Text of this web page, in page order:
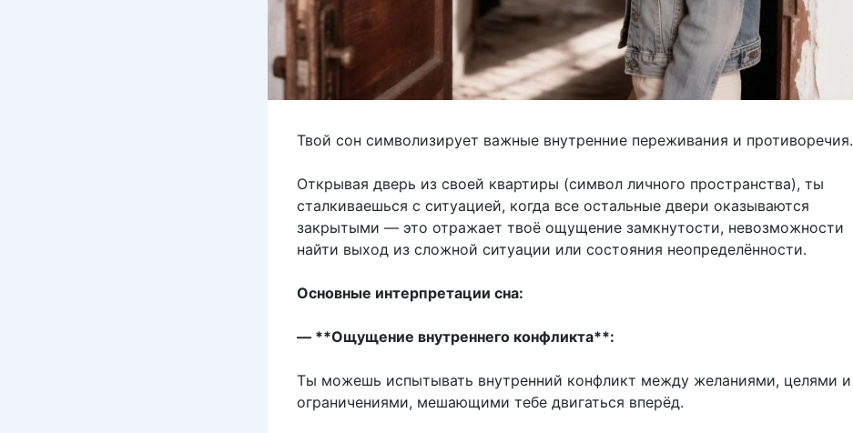
Твой сон символизирует важные внутренние переживания и противоречия.
Открывая дверь из своей квартиры (символ личного пространства), ты
сталкиваешься с ситуацией, когда все остальные двери оказываются
закрытыми — это отражает твоё ощущение замкнутости, невозможности
найти выход из сложной ситуации или состояния неопределённости.
Основные интерпретации сна:
— **Ощущение внутреннего конфликта**:
Ты можешь испытывать внутренний конфликт между желаниями, целями и
ограничениями, мешающими тебе двигаться вперёд.